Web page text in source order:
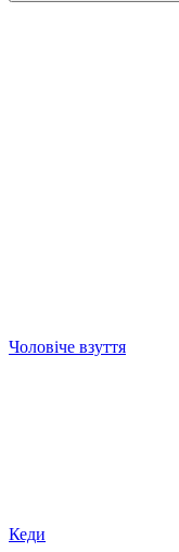
Чоловіче взуття
Кеди